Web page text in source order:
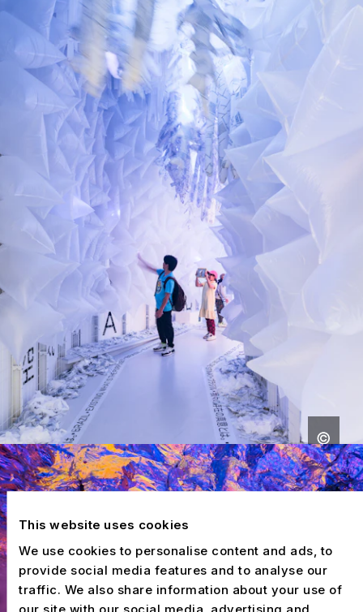
This website uses cookies
We use cookies to personalise content and ads, to
provide social media features and to analyse our
traffic. We also share information about your use of